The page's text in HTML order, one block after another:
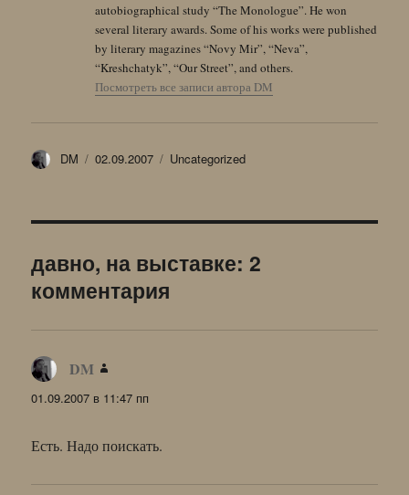
autobiographical study “The Monologue”. He won
several literary awards. Some of his works were published
by literary magazines “Novy Mir”, “Neva”,
“Kreshchatyk”, “Our Street”, and others.
Посмотреть все записи автора DM
Автор
DM Опубликовано
02.09.2007 Рубрики
Uncategorized
давно, на выставке: 2
комментария
DM
01.09.2007 в 11:47 пп
Есть. Надо поискать.